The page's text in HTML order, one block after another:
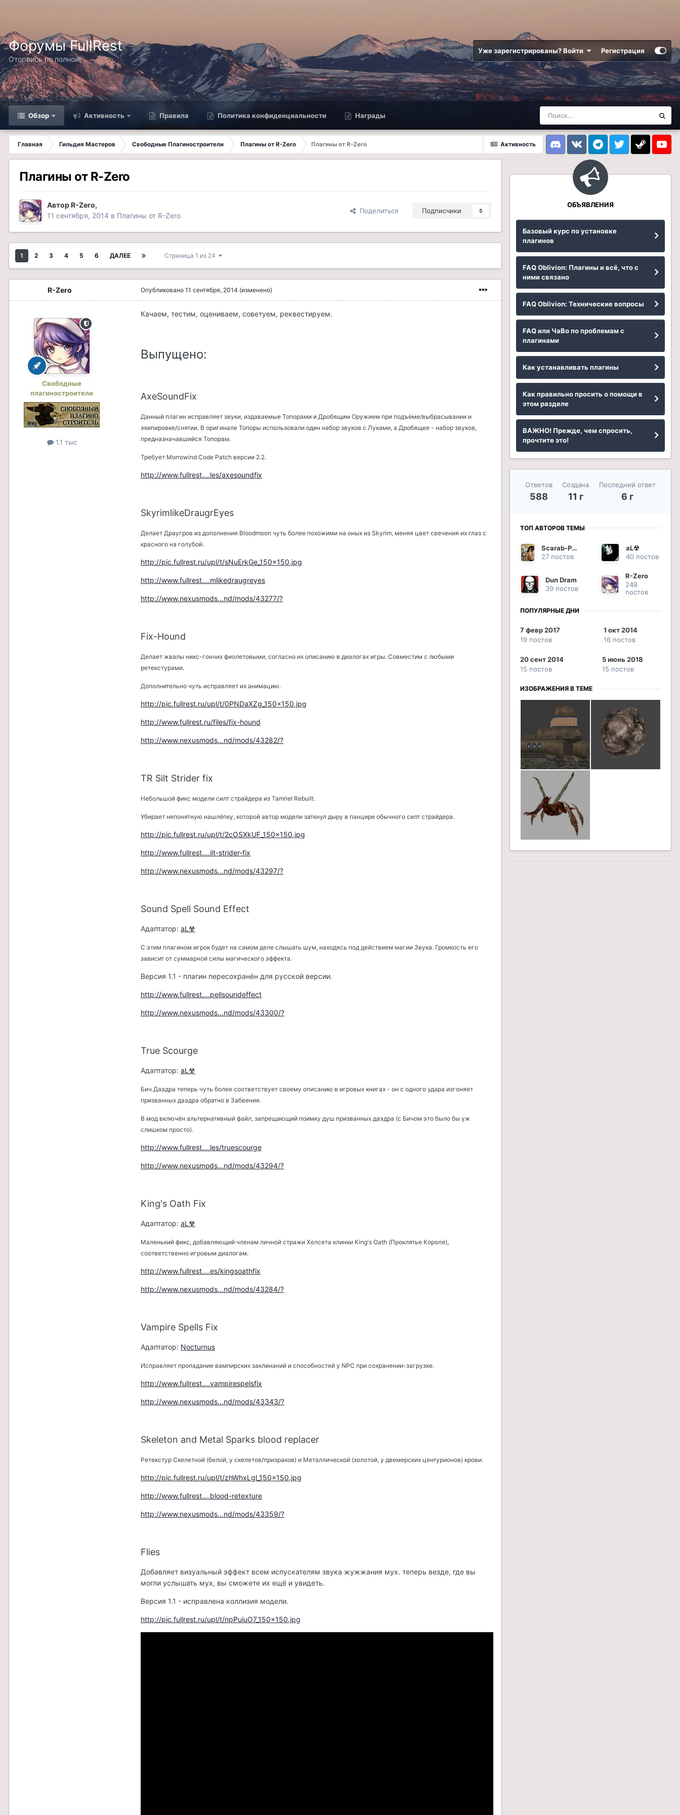
Форумы FullRest
Оторвись по полной!
Уже зарегистрированы? Войти Регистрация
Обзор Активность Правила Политика конфиденциальности Награды
Активность
Главная Гильдия Мастеров Свободные Плагиностроители Плагины от R-Zero
Плагины от R-Zero
DiscordVK TelegramTwitter Steam
Плагины от R-Zero
АвторR-Zero,
11 сентября, 2014 в Плагины от R-Zero
Поделиться Подписчики 5
1 2 3 4 5 6 ДАЛЕЕ Страница 1 из 24
R-Zero
Свободные
плагиностроители
1.1 тыс
Опубликовано 11 сентября, 2014 (изменено)
Качаем, тестим, оцениваем, советуем, реквестируем.
Выпущено:
AxeSoundFix
Данный плагин исправляет звуки, издаваемые Топорами и Дробящим Оружием при подъёме/выбрасывании и
экипировке/снятии. В оригинале Топоры использовали один набор звуков с Луками, а Дробящее - набор звуков,
предназначавшийся Топорам.
Требует Morrowind Code Patch версии 2.2.
http://www.fullrest....les/axesoundfix
SkyrimlikeDraugrEyes
Делает Драугров из дополнения Bloodmoon чуть более похожими на оных из Skyrim, меняя цвет свечения их глаз с
красного на голубой.
http://pic.fullrest.ru/upl/t/sNuErkGe_150x150.jpg
http://www.fullrest....mlikedraugreyes
http://www.nexusmods...nd/mods/43277/?
Fix-Hound
Делает жвалы никс-гончих фиолетовыми, согласно их описанию в диалогах игры. Совместим с любыми
ретекстурами.
Дополнительно чуть исправляет их анимацию.
http://pic.fullrest.ru/upl/t/0PNDaXZg_150x150.jpg
http://www.fullrest.ru/files/fix-hound
http://www.nexusmods...nd/mods/43282/?
TR Silt Strider fix
Небольшой фикс модели силт страйдера из Tamriel Rebuilt.
Убирает непонятную нашлёпку, которой автор модели заткнул дыру в панцире обычного силт страйдера.
http://pic.fullrest.ru/upl/t/2cOSXkUF_150x150.jpg
http://www.fullrest....ilt-strider-fix
http://www.nexusmods...nd/mods/43297/?
Sound Spell Sound Effect
Адаптатор: aL☢
С этим плагином игрок будет на самом деле слышать шум, находясь под действием магии Звука. Громкость его
зависит от суммарной силы магического эффекта.
Версия 1.1 - плагин пересохранён для русской версии.
http://www.fullrest....pellsoundeffect
http://www.nexusmods...nd/mods/43300/?
True Scourge
Адаптатор: aL☢
Бич Даэдра теперь чуть более соответствует своему описанию в игровых книгах - он с одного удара изгоняет
призванных даэдра обратно в Забвение.
В мод включён альтернативный файл, запрещающий поимку душ призванных даэдра (с Бичом это было бы уж
слишком просто).
http://www.fullrest....les/truescourge
http://www.nexusmods...nd/mods/43294/?
King's Oath Fix
Адаптатор: aL☢
Маленький фикс, добавляющий членам личной стражи Хелсета клинки King's Oath (Проклятье Короля),
соответственно игровым диалогам.
http://www.fullrest....es/kingsoathfix
http://www.nexusmods...nd/mods/43284/?
Vampire Spells Fix
Адаптатор: Nocturnus
Исправляет пропадание вампирских заклинаний и способностей у NPC при сохранении-загрузке.
http://www.fullrest....vampirespelsfix
http://www.nexusmods...nd/mods/43343/?
Skeleton and Metal Sparks blood replacer
Ретекстур Скелетной (белой, у скелетов/призраков) и Металлической (золотой, у двемерских центурионов) крови.
http://pic.fullrest.ru/upl/t/zhWhxLgl_150x150.jpg
http://www.fullrest....blood-retexture
http://www.nexusmods...nd/mods/43359/?
Flies
Добавляет визуальный эффект всем испускателям звука жужжания мух. теперь везде, где вы
могли услышать мух, вы сможете их ещё и увидеть.
Версия 1.1 - исправлена коллизия модели.
http://pic.fullrest.ru/upl/t/npPuiuO7_150x150.jpg
ОБЪЯВЛЕНИЯ
Базовый курс по установке
плагинов
FAQ Oblivion: Плагины и всё, что с
ними связано
FAQ Oblivion: Технические вопросы
FAQ или ЧаВо по проблемам с
плагинами
Как устанавливать плагины
Как правильно просить о помощи в
этом разделе
ВАЖНО! Прежде, чем спросить,
прочтите это!
Ответов
588
Создана
11 г
Последний ответ
6 г
ТОП АВТОРОВ ТЕМЫ
Scarab-Phoenix
27 постов
aL☢
40 постов
Dun Dram
39 постов
R-Zero
248
постов
ПОПУЛЯРНЫЕ ДНИ
7 февр 2017
19 постов
1 окт 2014
16 постов
20 сент 2014
15 постов
5 июнь 2018
15 постов
ИЗОБРАЖЕНИЯ В ТЕМЕ